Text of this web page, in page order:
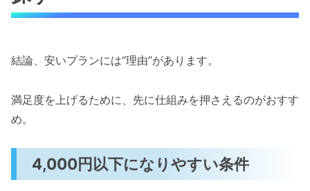
結論、安いプランには“理由”があります。
満足度を上げるために、先に仕組みを押さえるのがおすす
め。
4,000円以下になりやすい条件